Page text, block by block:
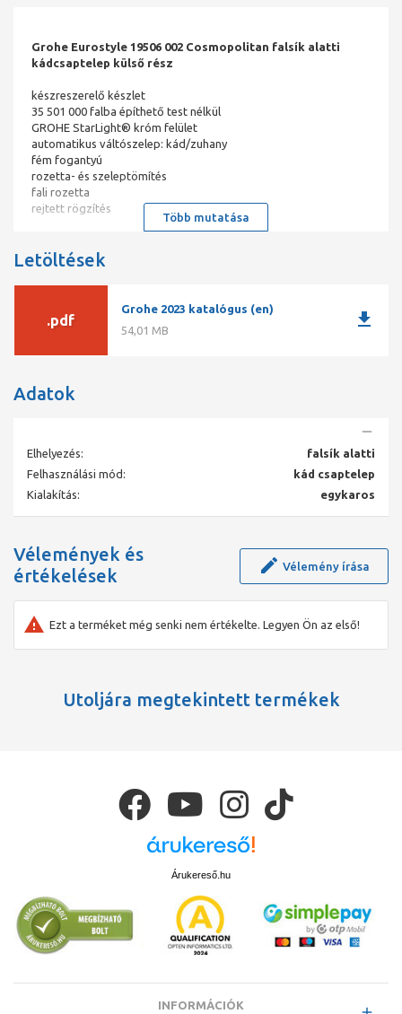
Grohe Eurostyle 19506 002 Cosmopolitan falsík alatti
kádcsaptelep külső rész
készreszerelő készlet
35 501 000 falba építhető test nélkül
GROHE StarLight® króm felület
automatikus váltószelep: kád/zuhany
fém fogantyú
rozetta- és szeleptömítés
fali rozetta
rejtett rögzítés
Több mutatása
Letöltések
.pdf
Grohe 2023 katalógus (en)
54,01 MB
download
Adatok
Elhelyezés:
falsík alatti
Felhasználási mód:
kád csaptelep
Kialakítás:
egykaros
Vélemények és
értékelések
Vélemény írása
Ezt a terméket még senki nem értékelte. Legyen Ön az első!
Utoljára megtekintett termékek
Árukereső.hu
INFORMÁCIÓK